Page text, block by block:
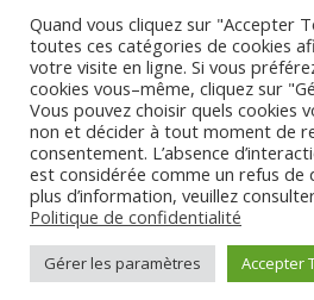
REJOIGNEZ LA
Copyright © Coderando77 - Tous droits
confidentialité
Quand vous cliquez sur "Accepter
toutes ces catégories de cookies
votre visite en ligne. Si vous
cookies vous–même, cliquez sur
Vous pouvez choisir quels cookies
non et décider à tout moment de
consentement. L’absence
est considérée comme un refus de
plus d’information, veuillez
Politique de confidentialité
Gérer les paramètres Accepter